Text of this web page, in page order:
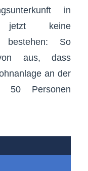
in
keine
bestehen: So
aus, dass
an der
50 Personen